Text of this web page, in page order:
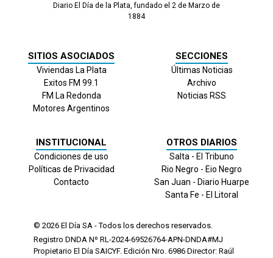
Diario El Día de la Plata, fundado el 2 de Marzo de
1884
SITIOS ASOCIADOS
Viviendas La Plata
Exitos FM 99.1
FM La Redonda
Motores Argentinos
SECCIONES
Últimas Noticias
Archivo
Noticias RSS
INSTITUCIONAL
Condiciones de uso
Políticas de Privacidad
Contacto
OTROS DIARIOS
Salta - El Tribuno
Rio Negro - Eio Negro
San Juan - Diario Huarpe
Santa Fe - El Litoral
© 2026 El Día SA - Todos los derechos reservados.
Registro DNDA Nº RL-2024-69526764-APN-DNDA#MJ
Propietario El Día SAICYF. Edición Nro. 6986 Director: Raúl